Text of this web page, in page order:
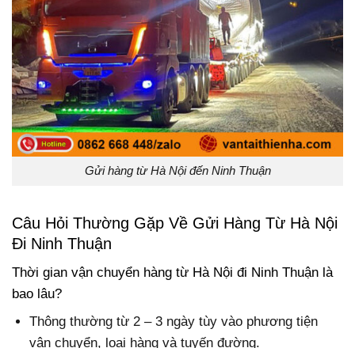
Gửi hàng từ Hà Nội đến Ninh Thuận
Câu Hỏi Thường Gặp Về Gửi Hàng Từ Hà Nội
Đi Ninh Thuận
Thời gian vận chuyển hàng từ Hà Nội đi Ninh Thuận là
bao lâu?
Thông thường từ 2 – 3 ngày tùy vào phương tiện
vận chuyển, loại hàng và tuyến đường.